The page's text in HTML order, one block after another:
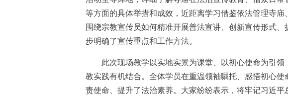
等方面的具体举措和成效，近距离学习借鉴依法管理寺庙
围绕宗教宣传员如何精准开展普法宣讲、创新宣传形式
步明确了宣传重点和工作方法。
此次现场教学以实地实景为课堂、以初心使命为引领
教实践有机结合。全体学员在重温领袖嘱托、感悟初心
责使命、提升了法治素养。大家纷纷表示，将牢记习近